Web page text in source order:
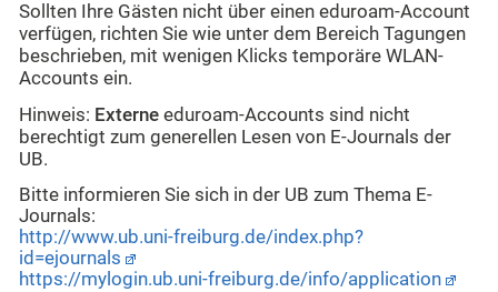
Sollten Ihre Gästen nicht über einen eduroam-Account
verfügen, richten Sie wie unter dem Bereich Tagungen
beschrieben, mit wenigen Klicks temporäre WLAN-
Accounts ein.
Hinweis: Externe eduroam-Accounts sind nicht
berechtigt zum generellen Lesen von E-Journals der
UB.
Bitte informieren Sie sich in der UB zum Thema E-
Journals:
http://www.ub.uni-freiburg.de/index.php?
id=ejournals
https://mylogin.ub.uni-freiburg.de/info/application